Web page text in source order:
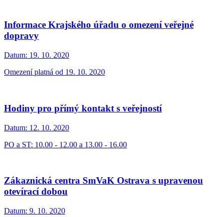
Informace Krajského úřadu o omezení veřejné
dopravy
Datum: 19. 10. 2020
Omezení platná od 19. 10. 2020
Hodiny pro přímý kontakt s veřejností
Datum: 12. 10. 2020
PO a ST: 10.00 - 12.00 a 13.00 - 16.00
Zákaznická centra SmVaK Ostrava s upravenou
otevírací dobou
Datum: 9. 10. 2020